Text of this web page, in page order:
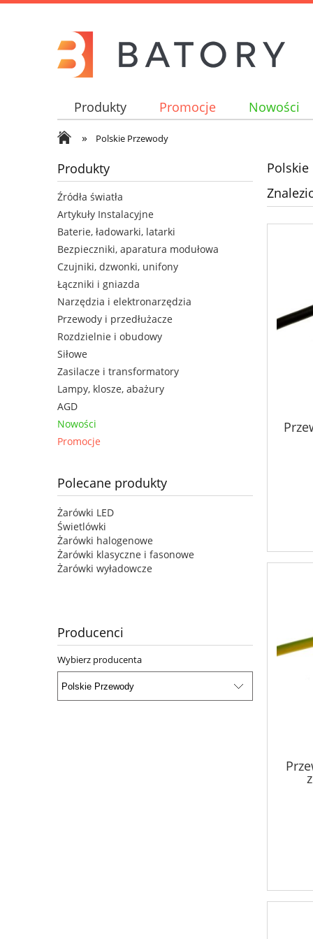
Produkty Promocje Nowości
» Polskie Przewody
Produkty
Źródła światła
Artykuły Instalacyjne
Baterie, ładowarki, latarki
Bezpieczniki, aparatura modułowa
Czujniki, dzwonki, unifony
Łączniki i gniazda
Narzędzia i elektronarzędzia
Przewody i przedłużacze
Rozdzielnie i obudowy
Siłowe
Zasilacze i transformatory
Lampy, klosze, abażury
AGD
Nowości
Promocje
Polecane produkty
Żarówki LED
Świetlówki
Żarówki halogenowe
Żarówki klasyczne i fasonowe
Żarówki wyładowcze
Producenci
Wybierz producenta
Polskie